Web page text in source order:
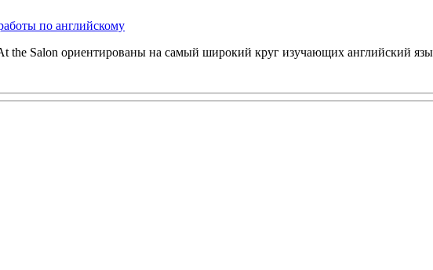
по английскому
the Salon ориентированы на самый широкий круг изучающих английский